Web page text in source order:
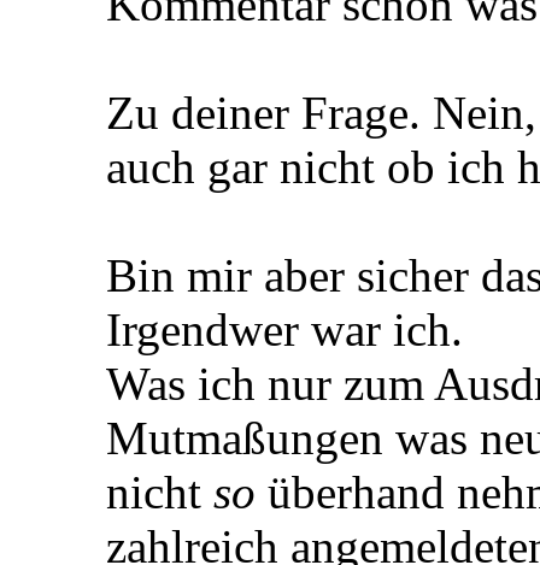
Zu deiner Frage.
auch gar nicht ob ich
Bin mir aber sicher
Irgendwer war ich.
Was ich nur zum
Mutmaßungen was
nicht so überhand
zahlreich